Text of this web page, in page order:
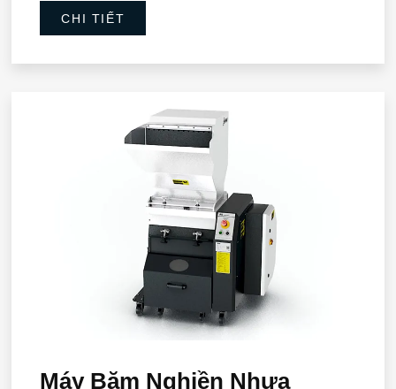
CHI TIẾT
Máy Băm Nghiền Nhựa